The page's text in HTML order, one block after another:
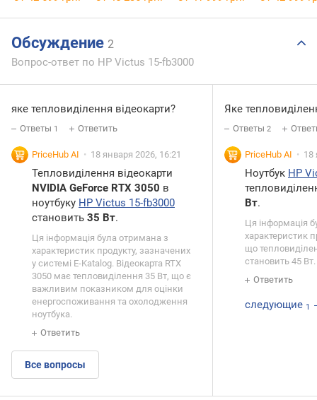
Обсуждение 2
Вопрос-ответ по HP Victus 15-fb3000
яке тепловиділення відеокарти?
Ответы 1 Ответить
PriceHub AI 18 января 2026, 16:21
Тепловиділення відеокарти
NVIDIA GeForce RTX 3050 в
ноутбуку HP Victus 15-fb3000
становить 35 Вт.
Ця інформація була отримана з
характеристик продукту, зазначених
у системі E-Katalog. Відеокарта RTX
3050 має тепловиділення 35 Вт, що є
важливим показником для оцінки
енергоспоживання та охолодження
ноутбука.
Ответить
Все вопросы
Яке
Ответы 2
PriceHub AI 18
Ноутбук HP
Вт.
Ця інформація
характеристик
що
становить 45 Вт.
Ответить
следующие 1